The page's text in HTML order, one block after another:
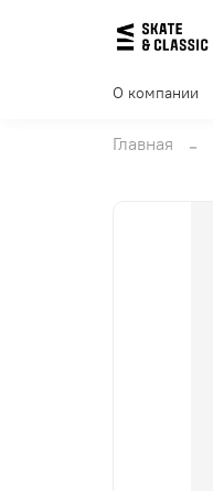
О компании
Главная